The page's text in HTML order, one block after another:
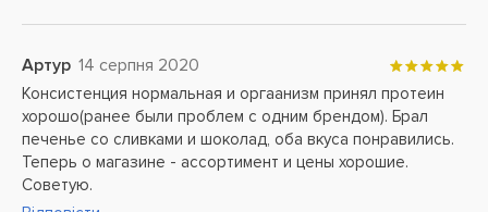
Артур 14 серпня 2020
Консистенция нормальная и оргаанизм принял протеин
хорошо(ранее были проблем с одним брендом). Брал
печенье со сливками и шоколад, оба вкуса понравились.
Теперь о магазине - ассортимент и цены хорошие.
Советую.